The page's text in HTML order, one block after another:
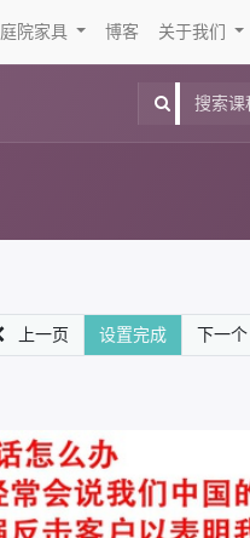
庭院家具 博客 关于我们
上一页 设置完成 下一个